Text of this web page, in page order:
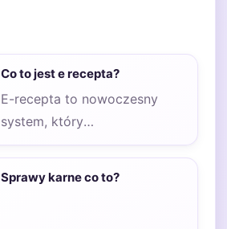
Co to jest e recepta?
E-recepta to nowoczesny
system, który
zrewolucjonizował sposób
lekarzy w Polsce.
Sprawy karne co to?